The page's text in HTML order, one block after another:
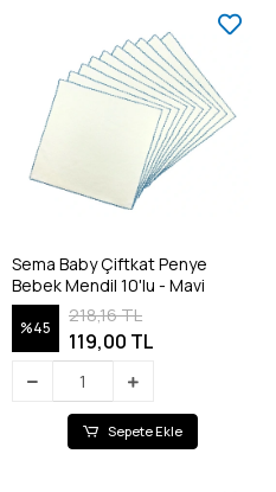
Sema Baby Çiftkat Penye
Bebek Mendil 10'lu - Mavi
%45
218,16 TL
119,00 TL
Sepete Ekle